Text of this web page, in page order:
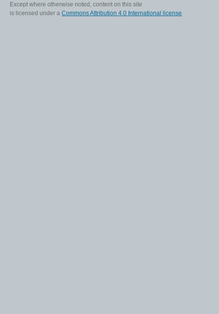
Except where otherwise noted, content on this site
is licensed under a Commons Attribution 4.0 International license